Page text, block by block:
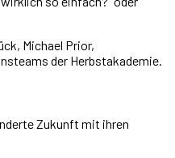
Michael Prior,
der Herbstakademie.
Zukunft mit ihren